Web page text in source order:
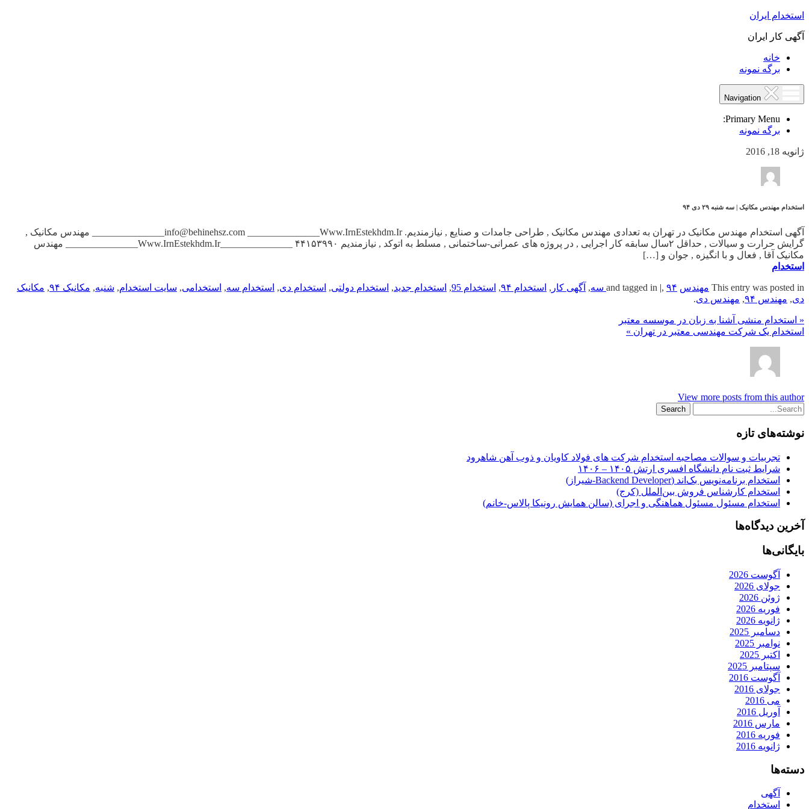
استخدام ایران
آگهی کار ایران
خانه
برگه نمونه
Primary Menu:
برگه نمونه
ژانویه 18, 2016
استخدام مهندس مکانیک | سه شنبه ۲۹ دی ۹۴
آگهی استخدام مهندس مکانیک در تهران به تعدادی مهندس مکانیک , طراحی جامدات و صنایع , نیازمندیم. info@behinehsz.com _______________Www.IrnEstekhdm.Ir_______________ مهندس مکانیک ,
گرایش حرارت و سیالات , حداقل ۲سال سابقه کار اجرایی , در پروژه های عمرانی-ساختمانی , مسلط به اتوکد , نیازمندیم ۴۴۱۵۳۹۹۰ _______________Www.IrnEstekhdm.Ir_______________ مهندس
مکانیک آقا , فعال و با انگیزه , جوان و […]
استخدام
This entry was posted in مهندس |, ۹۴ سه , آگهی کار , استخدام ۹۴ , استخدام 95 , استخدام جدید, استخدام دولتی, استخدام دی, استخدام سه, استخدامی, سایت استخدام, شنبه, مکانیک ۹۴ , مکانیک
دی, مهندس ۹۴ , مهندس دی.
« استخدام منشی آشنا به زبان در موسسه معتبر
استخدام یک شرکت مهندسی معتبر در تهران »
View more posts from this author
نوشته‌های تازه
تجربیات و سوالات مصاحبه استخدام شرکت های فولاد کاویان و ذوب آهن شاهرود
شرایط ثبت نام دانشگاه افسری ارتش ۱۴۰۵ – ۱۴۰۶
استخدام برنامه‌نویس بک‌اند (Backend Developer-شیراز)
استخدام کارشناس فروش بین‌الملل (کرج)
استخدام مسئول مسئول هماهنگی و اجرای (سالن همایش رونیکا پالاس-خانم)
آخرین دیدگاه‌ها
بایگانی‌ها
آگوست 2026
جولای 2026
ژوئن 2026
فوریه 2026
ژانویه 2026
دسامبر 2025
نوامبر 2025
اکتبر 2025
سپتامبر 2025
آگوست 2016
جولای 2016
می 2016
آوریل 2016
مارس 2016
فوریه 2016
ژانویه 2016
دسته‌ها
آگهی
استخدام